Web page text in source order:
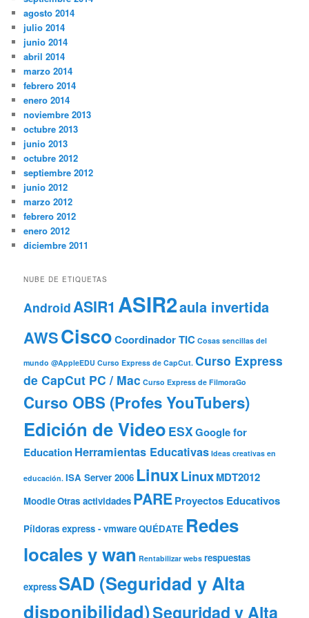
agosto 2014
julio 2014
junio 2014
abril 2014
marzo 2014
febrero 2014
enero 2014
noviembre 2013
octubre 2013
junio 2013
octubre 2012
septiembre 2012
junio 2012
marzo 2012
febrero 2012
enero 2012
diciembre 2011
NUBE DE ETIQUETAS
AndroidASIR1 ASIR2aula invertida
AWSCiscoCoordinador TIC Cosas sencillas del
mundo @AppleEDU Curso Express de CapCut. Curso Express
de CapCut PC / Mac Curso Express de FilmoraGo
Curso OBS (Profes YouTubers)
Edición de Video ESXGoogle for
EducationHerramientas Educativas Ideas creativas en
educación. ISA Server 2006 LinuxLinuxMDT2012
MoodleOtras actividades PAREProyectos Educativos
Píldoras express - vmwareQUÉDATE Redes
locales y wan Rentabilizar webs respuestas
expressSAD (Seguridad y Alta
disponibilidad)Seguridad y Alta